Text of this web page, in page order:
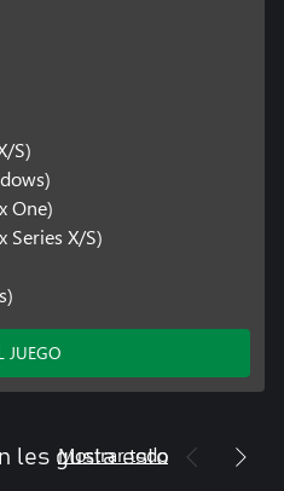
S)
One)
Series X/S)
JUEGO
les gusta esto
Mostrar todo